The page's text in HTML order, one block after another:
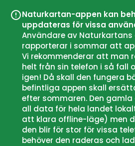
Naturkartan-appen kan
uppdateras för vissa
Användare av Naturkartans
rapporterar i sommar att
Vi rekommenderar att man
helt från sin telefon i så fall
igen! Då skall den fungera
befintliga appen skall
efter sommaren. Den
all data för hela landet
att klara offline-läge) men
den blir för stor för vissa
behöver den raderas och